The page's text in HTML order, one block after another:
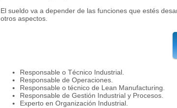
El sueldo va a depender de las funciones que estés
otros aspectos.
Responsable o Técnico Industrial.
Responsable de Operaciones.
Responsable o técnico de Lean Manufacturing.
Responsable de Gestión Industrial y Procesos.
Experto en Organización Industrial.